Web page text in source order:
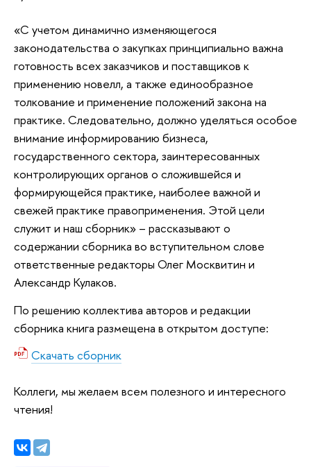
«С учетом динамично изменяющегося
законодательства о закупках принципиально важна
готовность всех заказчиков и поставщиков к
применению новелл, а также единообразное
толкование и применение положений закона на
практике. Следовательно, должно уделяться особое
внимание информированию бизнеса,
государственного сектора, заинтересованных
контролирующих органов о сложившейся и
формирующейся практике, наиболее важной и
свежей практике правоприменения. Этой цели
служит и наш сборник» – рассказывают о
содержании сборника во вступительном слове
ответственные редакторы Олег Москвитин и
Александр Кулаков.
По решению коллектива авторов и редакции
сборника книга размещена в открытом доступе:
Скачать сборник
Коллеги, мы желаем всем полезного и интересного
чтения!